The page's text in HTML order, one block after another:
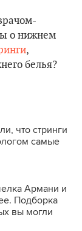
о нижнем
,
белья?
что стринги
самые
Армани и
Подборка
вы могли